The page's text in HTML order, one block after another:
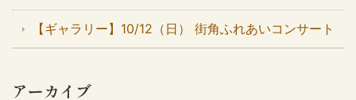
【ギャラリー】10/12（日） 街角ふれあいコンサート
アーカイブ